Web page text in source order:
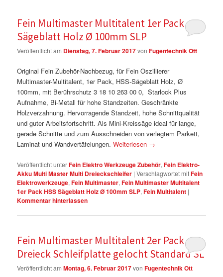
Fein Multimaster Multitalent 1er Pack HSS
Sägeblatt Holz Ø 100mm SLP
Veröffentlicht am Dienstag, 7. Februar 2017vonFugentechnik Ott
Original Fein Zubehör-Nachbezug, für Fein Oszillierer
Multimaster-Multitalent, 1er Pack, HSS-Sägeblatt Holz, Ø
100mm, mit Berührschutz 3 18 10 263 00 0, Starlock Plus
Aufnahme, Bi-Metall für hohe Standzeiten. Geschränkte
Holzverzahnung. Hervorragende Standzeit, hohe Schnittqualität
und guter Arbeitsfortschritt. Als Mini-Kreissäge ideal für lange,
gerade Schnitte und zum Ausschneiden von verlegtem Parkett,
Laminat und Wandvertäfelungen.Weiterlesen →
Veröffentlicht unterFein Elektro Werkzeuge Zubehör,Fein Elektro-
Akku Multi Master Multi Dreieckschleifer |Verschlagwortet mitFein
Elektrowerkzeuge,Fein Multimaster,Fein Multimaster Multitalent
1er Pack HSS Sägeblatt Holz Ø 100mm SLP,Fein Multitalent |
Kommentar hinterlassen
Fein Multimaster Multitalent 2er Pack
Dreieck Schleifplatte gelocht Standard SL
Veröffentlicht amMontag, 6. Februar 2017vonFugentechnik Ott